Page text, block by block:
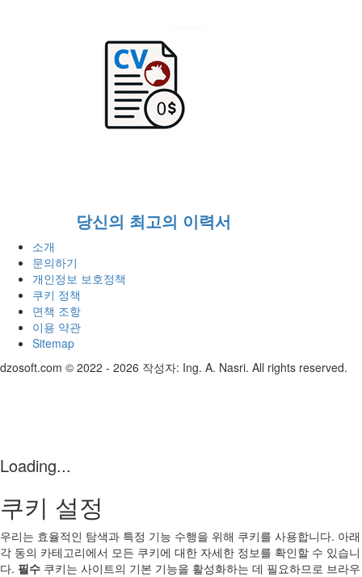
당신의 최고의 이력서
소개
문의하기
개인정보 보호정책
쿠키 정책
면책 조항
이용 약관
Sitemap
dzosoft.com © 2022 - 2026 작성자: Ing. A. Nasri. All rights reserved.
Loading...
쿠키 설정
우리는 효율적인 탐색과 특정 기능 수행을 위해 쿠키를 사용합니다. 아래
각 동의 카테고리에서 모든 쿠키에 대한 자세한 정보를 확인할 수 있습니
다. 필수 쿠키는 사이트의 기본 기능을 활성화하는 데 필요하므로 브라우